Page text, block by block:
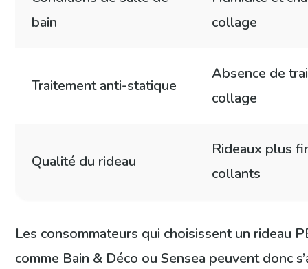
bain
collage
Traitement anti-statique
Absence de
collage
Qualité du rideau
Rideaux plus
collants
Les consommateurs qui choisissent un rideau
comme Bain & Déco ou Sensea peuvent donc